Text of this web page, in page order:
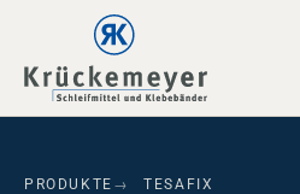
Skip to main navigation
Skip to main content
Skip to page footer
PRODUKTE
TESAFIX